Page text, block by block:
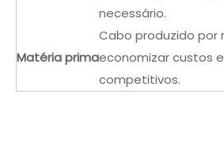
necessário.
Matéria prima
Cabo produzido por
economizar custos
competitivos.